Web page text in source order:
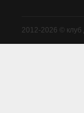
2012-2026 © клуб